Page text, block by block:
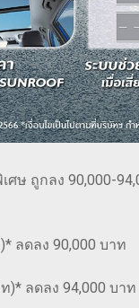
ษ ถูกลง 90,000-
ลดลง 90,000 บาท
)* ลดลง 94,000 บาท